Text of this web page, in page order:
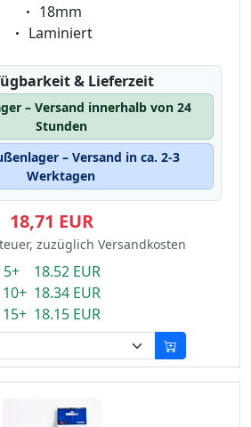
Eigenschaft:
18mm
Eigenschaft:
Laminiert
& Lieferzeit
– Versand innerhalb von 24
Stunden
– Versand in ca. 2-3
Werktagen
18,71 EUR
zuzüglich Versandkosten
5+ 18.52 EUR
10+ 18.34 EUR
15+ 18.15 EUR